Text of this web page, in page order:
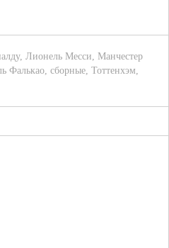
, Лионель Месси, Манчестер
Фалькао, сборные, Тоттенхэм,